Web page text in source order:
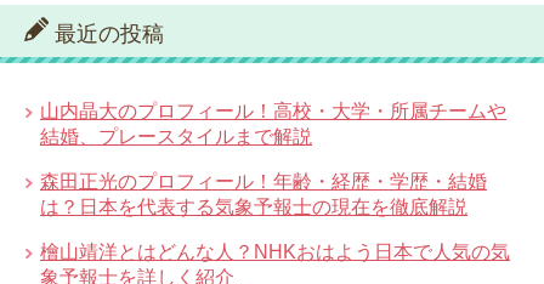
最近の投稿
山内晶大のプロフィール！高校・大学・所属チームや
結婚、プレースタイルまで解説
森田正光のプロフィール！年齢・経歴・学歴・結婚
は？日本を代表する気象予報士の現在を徹底解説
檜山靖洋とはどんな人？NHKおはよう日本で人気の気
象予報士を詳しく紹介